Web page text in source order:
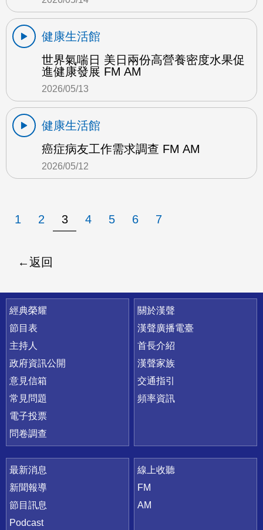
健康生活館
世界氣喘日 美日兩份高營養密度水果促
進健康發展 FM AM
2026/05/13
健康生活館
癌症病友工作需求調查 FM AM
2026/05/12
1 2 3 4 5 6 7
返回
快速連結
經典榮耀
節目表
主持人
政府資訊公開
意見信箱
常見問題
電子投票
問卷調查
關於漢聲
漢聲廣播電臺
首長介紹
漢聲家族
交通指引
頻率資訊
最新消息
新聞報導
節目訊息
Podcast
線上收聽
FM
AM